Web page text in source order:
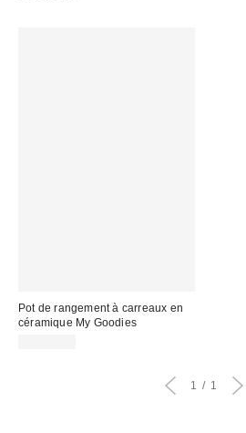
Pot de rangement à carreaux en
céramique My Goodies
1 1